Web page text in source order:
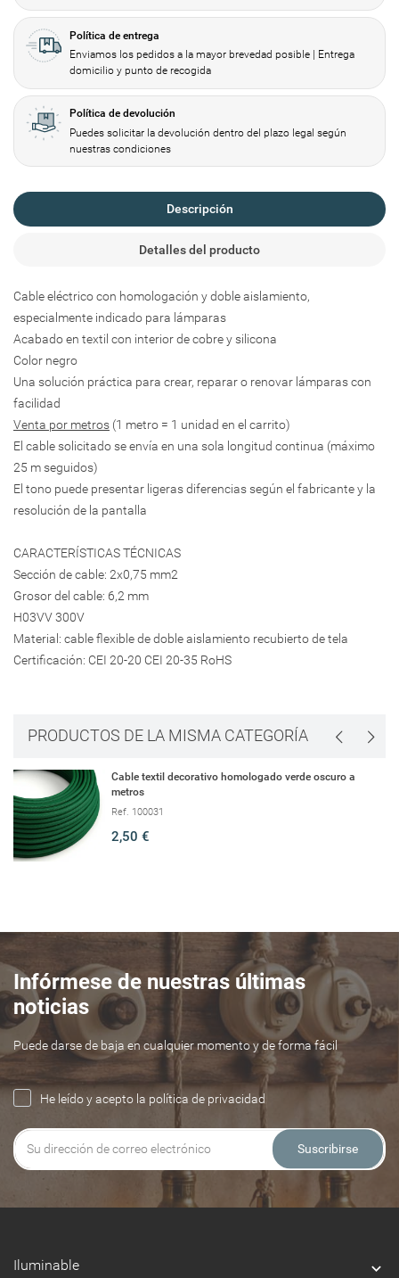
Política de entrega
Enviamos los pedidos a la mayor brevedad posible | Entrega
domicilio y punto de recogida
Política de devolución
Puedes solicitar la devolución dentro del plazo legal según
nuestras condiciones
Descripción
Detalles del producto
Cable eléctrico con homologación y doble aislamiento,
especialmente indicado para lámparas
Acabado en textil con interior de cobre y silicona
Color negro
Una solución práctica para crear, reparar o renovar lámparas con
facilidad
Venta por metros (1 metro = 1 unidad en el carrito)
El cable solicitado se envía en una sola longitud continua (máximo
25 m seguidos)
El tono puede presentar ligeras diferencias según el fabricante y la
resolución de la pantalla
CARACTERÍSTICAS TÉCNICAS
Sección de cable: 2x0,75 mm2
Grosor del cable: 6,2 mm
H03VV 300V
Material: cable flexible de doble aislamiento recubierto de tela
Certificación: CEI 20-20 CEI 20-35 RoHS
PRODUCTOS DE LA MISMA CATEGORÍA
Cable textil decorativo homologado verde oscuro a
metros
Ref. 100031
2,50 €
Infórmese de nuestras últimas
noticias
Puede darse de baja en cualquier momento y de forma fácil
He leído y acepto la política de privacidad
Suscribirse
Iluminable 
Añadir a la lista de deseos
add_circle_outlineCreate new list
Crear lista de deseos
Iniciar sesión
Iniciar sesión